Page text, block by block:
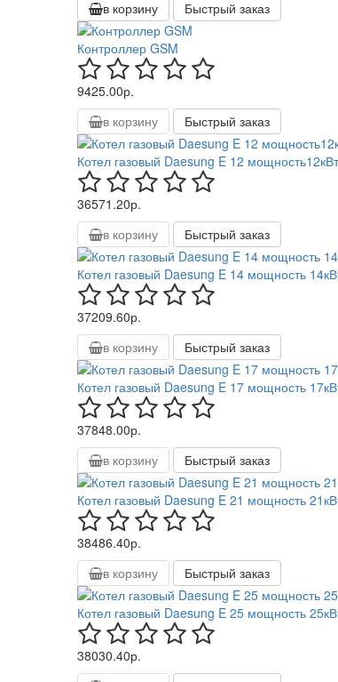
в корзину
Быстрый заказ
Контроллер GSM
9425.00р.
в корзину
Быстрый заказ
Котел газовый Daesung E 12
36571.20р.
в корзину
Быстрый заказ
Котел газовый Daesung E 14 мощность
37209.60р.
в корзину
Быстрый заказ
Котел газовый Daesung E 17 мощность
37848.00р.
в корзину
Быстрый заказ
Котел газовый Daesung E 21 мощность
38486.40р.
в корзину
Быстрый заказ
Котел газовый Daesung E 25 мощность
38030.40р.